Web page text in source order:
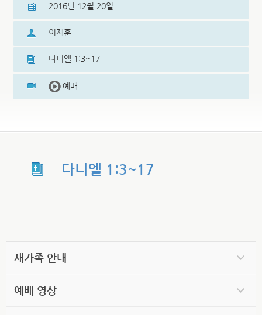
2016년 12월 20일
이재훈
다니엘 1:3~17
예배
다니엘 1:3~17
새가족 안내
예배 영상